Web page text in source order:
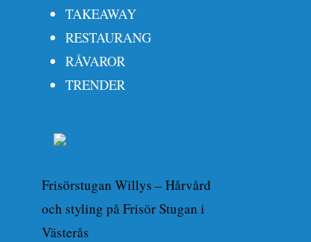
TAKEAWAY
RESTAURANG
RÅVAROR
TRENDER
Frisörstugan Willys – Hårvård
och styling på Frisör Stugan i
Västerås